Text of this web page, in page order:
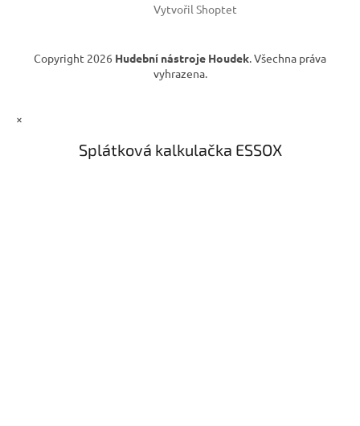
Vytvořil Shoptet
Copyright 2026 Hudební nástroje Houdek. Všechna práva
vyhrazena.
×
Splátková kalkulačka ESSOX